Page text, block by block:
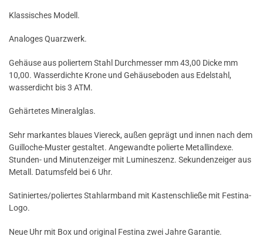
Klassisches Modell.
Analoges Quarzwerk.
Gehäuse aus poliertem Stahl Durchmesser mm 43,00 Dicke mm
10,00. Wasserdichte Krone und Gehäuseboden aus Edelstahl,
wasserdicht bis 3 ATM.
Gehärtetes Mineralglas.
Sehr markantes blaues Viereck, außen geprägt und innen nach dem
Guilloche-Muster gestaltet. Angewandte polierte Metallindexe.
Stunden- und Minutenzeiger mit Lumineszenz. Sekundenzeiger aus
Metall. Datumsfeld bei 6 Uhr.
Satiniertes/poliertes Stahlarmband mit Kastenschließe mit Festina-
Logo.
Neue Uhr mit Box und original Festina zwei Jahre Garantie.